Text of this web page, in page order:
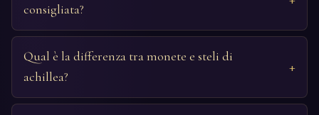
consigliata?
Qual è la differenza tra monete e steli di
achillea?